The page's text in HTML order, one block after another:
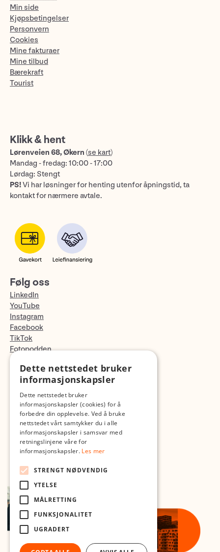
Min side
Kjøpsbetingelser
Personvern
Cookies
Mine fakturaer
Mine tilbud
Bærekraft
Tourist
Klikk & hent
Lørenveien 68, Økern (se kart)
Mandag - fredag: 10:00 - 17:00
Lørdag: Stengt
PS!Vi har løsninger for henting utenfor åpningstid, ta
kontakt for nærmere avtale.
Følg oss
LinkedIn
YouTube
Instagram
Facebook
TikTok
Fotopodden
Med forbehold om skrive- og lagerfeil
Dette nettstedet bruker
informasjonskapsler
Dette nettstedet bruker
informasjonskapsler (cookies) for å
forbedre din opplevelse. Ved å bruke
nettstedet vårt samtykker du i alle
informasjonskapsler i samsvar med
retningslinjene våre for
informasjonskapsler. Les mer
STRENGT NØDVENDIG
YTELSE
MÅLRETTING
FUNKSJONALITET
UGRADERT